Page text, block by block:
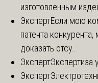
изготовленным
ЭкспертЕсли мою
патента
доказать отсу...
ЭкспертЭкспертиза
Эксперт